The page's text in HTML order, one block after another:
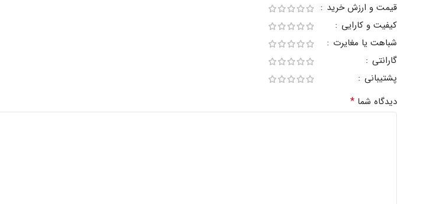
قیمت و ارزش خرید
کیفیت و کارایی
شباهت یا مغایرت
گارانتی
پشتیبانی
دیدگاه شما *